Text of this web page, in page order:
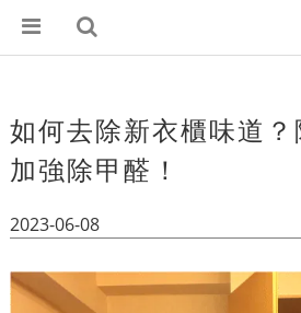
如何去除新衣櫃味道
加強除甲醛！
2023-06-08